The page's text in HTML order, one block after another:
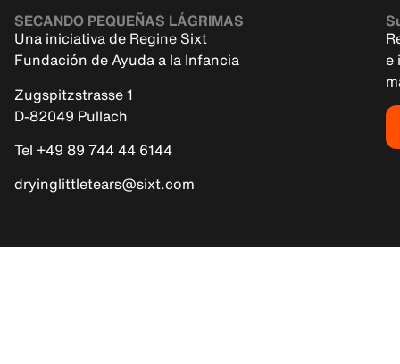
SECANDO PEQUEÑAS LÁGRIMAS
Una iniciativa de Regine Sixt
Fundación de Ayuda a la Infancia
Zugspitzstrasse 1
D-82049 Pullach
Tel +49 89 744 44 6144
dryinglittletears@sixt.com
e